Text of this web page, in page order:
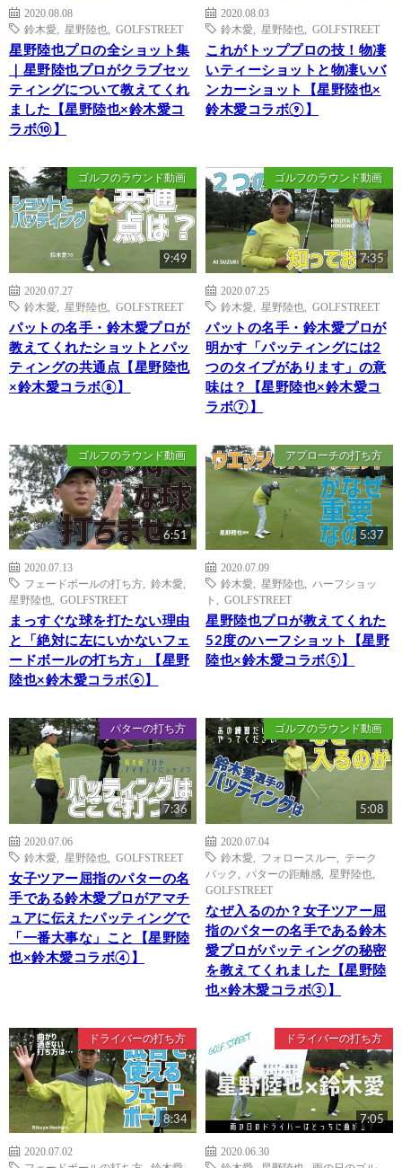
2020.08.08
鈴木愛
星野陸也 GOLFSTREET
星野陸也プロの全ショット集
｜星野陸也プロがクラブセッ
ティングについて教えてくれ
ました【星野陸也×鈴木愛コ
ラボ⑩】
2020.08.03
鈴木愛
星野陸也 GOLFSTREET
これがトッププロの技！物凄
いティーショットと物凄いバ
ンカーショット【星野陸也×
鈴木愛コラボ⑨】
ゴルフのラウンド動画
9:49
2020.07.27
鈴木愛
星野陸也 GOLFSTREET
パットの名手・鈴木愛プロが
教えてくれたショットとパッ
ティングの共通点【星野陸也
×鈴木愛コラボ⑧】
ゴルフのラウンド動画
7:35
2020.07.25
鈴木愛
星野陸也 GOLFSTREET
パットの名手・鈴木愛プロが
明かす「パッティングには2
つのタイプがあります」の意
味は？【星野陸也×鈴木愛コ
ラボ⑦】
ゴルフのラウンド動画
6:51
2020.07.13
フェードボールの打ち方
鈴木愛
星野陸也
GOLFSTREET
まっすぐな球を打たない理由
と「絶対に左にいかないフェ
ードボールの打ち方」【星野
陸也×鈴木愛コラボ⑥】
アプローチの打ち方
5:37
2020.07.09
鈴木愛
星野陸也
ハーフショッ
ト
GOLFSTREET
星野陸也プロが教えてくれた
52度のハーフショット【星野
陸也×鈴木愛コラボ⑤】
パターの打ち方
7:36
2020.07.06
鈴木愛
星野陸也 GOLFSTREET
女子ツアー屈指のパターの名
手である鈴木愛プロがアマチ
ュアに伝えたパッティングで
「一番大事な」こと【星野陸
也×鈴木愛コラボ④】
ゴルフのラウンド動画
5:08
2020.07.04
鈴木愛
フォロースルー
テーク
バック
パターの距離感 星野陸也
GOLFSTREET
なぜ入るのか？女子ツアー屈
指のパターの名手である鈴木
愛プロがパッティングの秘密
を教えてくれました【星野陸
也×鈴木愛コラボ③】
ドライバーの打ち方
8:34
2020.07.02
ドライバーの打ち方
7:05
2020.06.30